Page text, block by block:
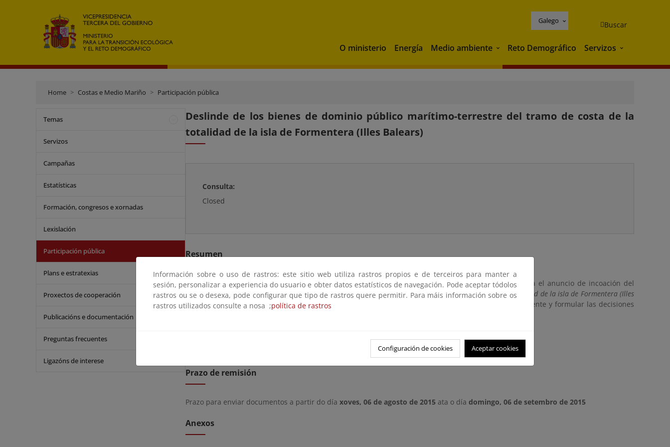
Galego Buscar
O ministerio Energía Medio ambiente Medio ambiente
Reto Demográfico Servizos Servizos
Home Costas e Medio Mariño Participación pública
Temas
Servizos
Campañas
Estatísticas
Formación, congresos e xornadas
Lexislación
Participación pública
Plans e estratexias
Proxectos de cooperación
Publicacións e documentación
Preguntas frecuentes
Ligazóns de interese
Deslinde de los bienes de dominio público marítimo-terrestre del tramo de costa de la
totalidad de la isla de Formentera (Illes Balears)
Consulta:
Closed
Resumen
De acuerdo con lo previsto en el Art. 21.2 a) del Reglamento General de la Ley de Costas se publica el anuncio de incoación del
expediente dedeslinde de los bienes de dominio público marítimo-terrestre del tramo de costa de la totalidad de la isla de Formentera (Illes
Balears) con el fin de que en el plazo de 1 mes, cualquier interesado pueda comparecer en el expediente y formular las decisiones
Prazo de remisión
Prazo para enviar documentos a partir do día xoves, 06 de agosto de 2015 ata o día domingo, 06 de setembro de 2015
Anexos
Información sobre o uso de rastros: este sitio web utiliza rastros propios e de terceiros para manter a
sesión, personalizar a experiencia do usuario e obter datos estatísticos de navegación. Pode aceptar tódolos
rastros ou se o desexa, pode configurar que tipo de rastros quere permitir. Para máis información sobre os
rastros utilizados consulte a nosa ;política de rastros
Configuración de cookies Aceptar cookies